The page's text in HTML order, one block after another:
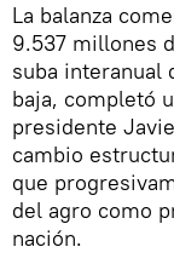
La balanza
9.537 millones
suba interanual
baja, completó
presidente
cambio
que
del agro como
nación.